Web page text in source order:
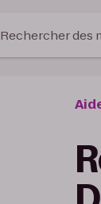
Rechercher des